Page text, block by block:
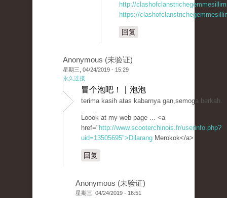
http://
https://
回复
Anonymous (未验证)
星期三, 04/24/2019 - 15:29
永久连接
冒个泡吧！ | 泡泡
terima kasih atas kabarnya gan,semoga berkah.
Loook at my web page ... <a
href=" http://www.scooterchinois.fr/userinfo.php?
uid=13505695">Dilarang Merokok</a>
回复
Anonymous (未验证)
星期三, 04/24/2019 - 16:51